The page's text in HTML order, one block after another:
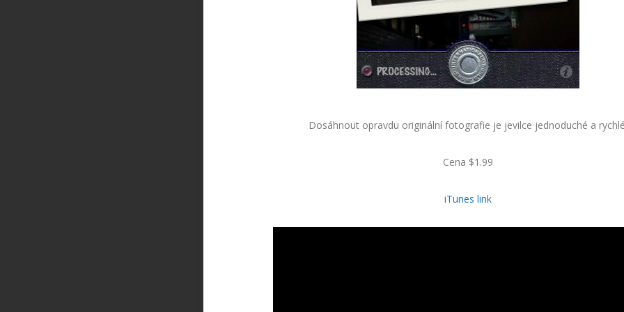
Dosáhnout opravdu originální fotografie je jevilce jednoduché a
Cena $1.99
iTunes link